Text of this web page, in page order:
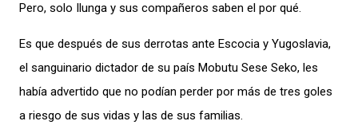
Pero, solo Ilunga y sus compañeros saben el por qué.
Es que después de sus derrotas ante Escocia y Yugoslavia,
el sanguinario dictador de su país Mobutu Sese Seko, les
había advertido que no podían perder por más de tres goles
a riesgo de sus vidas y las de sus familias.